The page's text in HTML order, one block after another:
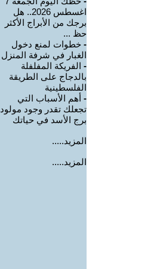
اغسطس 2026.. هل
برجك من الأبراج الأكثر
حظ ...
- خطوات لمنع دخول
الغبار في شرفة المنزل
- الفريكة المفلفلة
بالدجاج على الطريقة
الفلسطينية
- أهم الأسباب التي
تجعلك تقدر وجود مولود
برج الأسد في حياتك
المزيد.....
المزيد.....